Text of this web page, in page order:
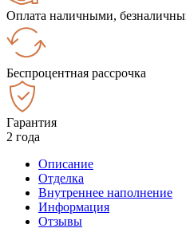
Оплата наличными,
Беспроцентная рассрочка
Гарантия
2 года
Описание
Отделка
Внутреннее наполнение
Информация
Отзывы